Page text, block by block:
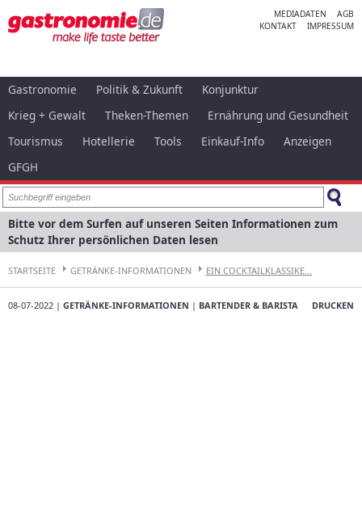
MEDIADATEN
AGB
KONTAKT
IMPRESSUM
Gastronomie Politik & Zukunft
Konjunktur
Krieg + Gewalt
Theken-Themen
Ernährung und Gesundheit
Tourismus
Hotellerie Tools Einkauf-Info
Anzeigen
GFGH
Bitte vor dem Surfen auf unseren Seiten Informationen zum
Schutz Ihrer persönlichen Daten lesen
STARTSEITE GETRÄNKE-INFORMATIONEN EIN COCKTAILKLASSIKE...
DRUCKEN
08-07-2022 | GETRÄNKE-INFORMATIONEN | BARTENDER & BARISTA